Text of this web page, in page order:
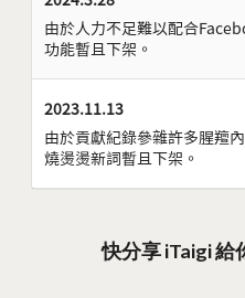
由於人力不足難以配合
功能暫且下架。
2023.11.13
由於貢獻紀錄參雜許多腥羶
燒燙燙新詞暫且下架。
快分享 iTaigi 給